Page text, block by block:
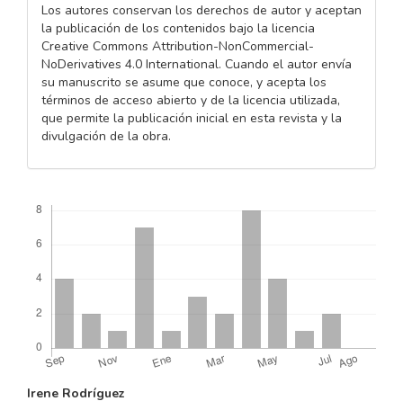
Los autores conservan los derechos de autor y aceptan
la publicación de los contenidos bajo la licencia
Creative Commons Attribution-NonCommercial-
NoDerivatives 4.0 International. Cuando el autor envía
su manuscrito se asume que conoce, y acepta los
términos de acceso abierto y de la licencia utilizada,
que permite la publicación inicial en esta revista y la
divulgación de la obra.
CONTENIDO
Irene Rodríguez